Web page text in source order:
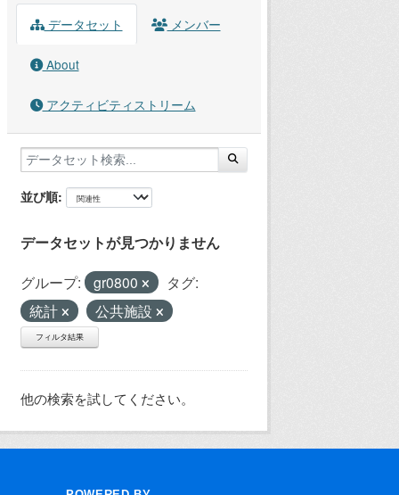
データセット メンバー
About
アクティビティストリーム
並び順
データセットが見つかりません
グループ: gr0800
タグ:
統計
公共施設
フィルタ結果
他の検索を試してください。